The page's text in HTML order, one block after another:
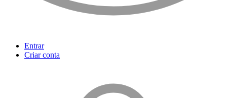
Entrar
Criar conta